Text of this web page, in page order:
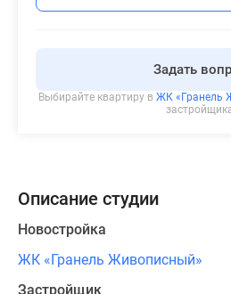
Задать
Выбирайте квартиру в ЖК «Гранель
Описание студии
Новостройка
ЖК «Гранель Живописный»
Застройщик